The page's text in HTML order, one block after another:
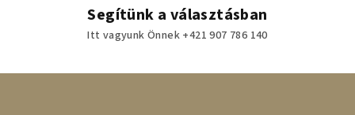
Segítünk a választásban
Itt vagyunk Önnek +421 907 786 140